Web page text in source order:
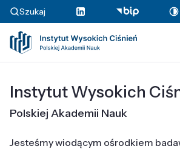
Szukaj
Instytut Wysokich
Polskiej Akademii Nauk
Jesteśmy wiodącym ośrodkiem